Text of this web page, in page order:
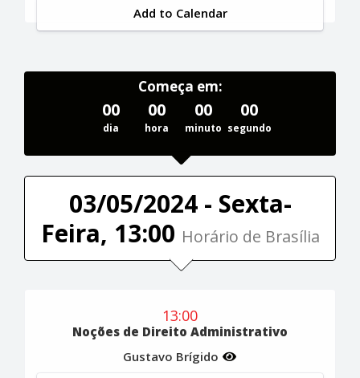
Add to Calendar
Começa em:
00
dia
00
hora
00
minuto
00
segundo
03/05/2024 - Sexta-
Feira, 13:00 Horário de Brasília
13:00
Noções de Direito Administrativo
Gustavo Brígido